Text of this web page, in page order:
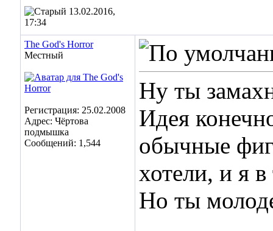
13.02.2016,
17:34
The God's Horror
Местный
Регистрация: 25.02.2008
Адрес: Чёртова
подмышка
Сообщений: 1,544
Ну ты
Идея
обычные
хотели, и я
Но ты